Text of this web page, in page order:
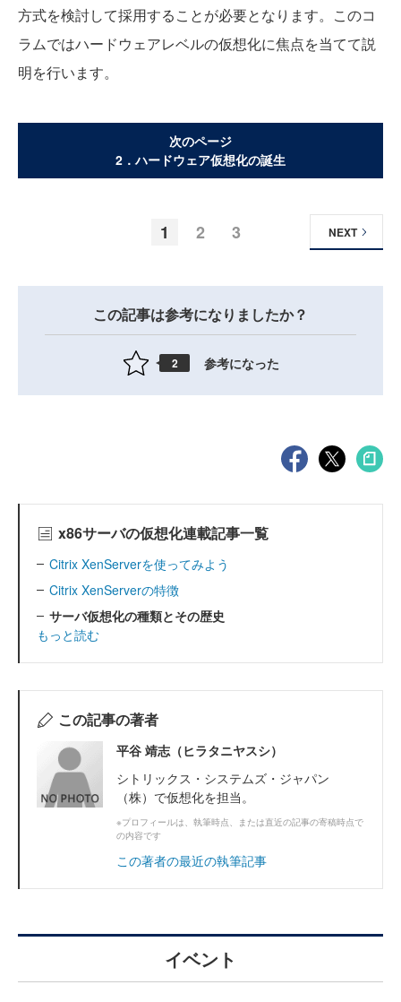
方式を検討して採用することが必要となります。このコ
ラムではハードウェアレベルの仮想化に焦点を当てて説
明を行います。
次のページ
2．ハードウェア仮想化の誕生
1 2 3 NEXT
この記事は参考になりましたか？
2 参考になった
x86サーバの仮想化連載記事一覧
Citrix XenServerを使ってみよう
Citrix XenServerの特徴
サーバ仮想化の種類とその歴史
もっと読む
この記事の著者
平谷 靖志（ヒラタニヤスシ）
シトリックス・システムズ・ジャパン
（株）で仮想化を担当。
※プロフィールは、執筆時点、または直近の記事の寄稿時点で
の内容です
この著者の最近の執筆記事
イベント